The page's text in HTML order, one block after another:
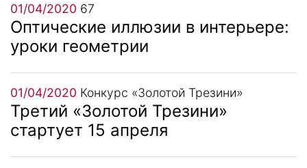
01/04/2020 67
Оптические иллюзии в интерьере:
уроки геометрии
01/04/2020 Конкурс «Золотой Трезини»
Третий «Золотой Трезини»
стартует 15 апреля